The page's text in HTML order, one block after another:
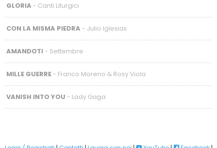
GLORIA - Canti Liturgici
CON LA MISMA PIEDRA - Julio Iglesias
AMANDOTI- Settembre
MILLE GUERRE- Franco Moreno & Rosy Viola
VANISH INTO YOU - Lady Gaga